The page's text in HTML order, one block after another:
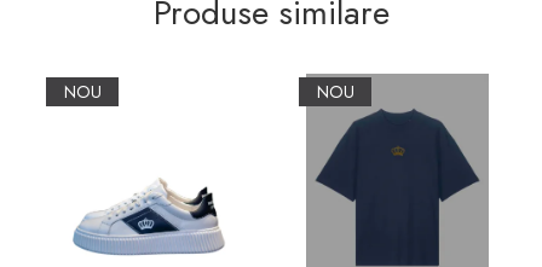
Produse similare
NOU NOU